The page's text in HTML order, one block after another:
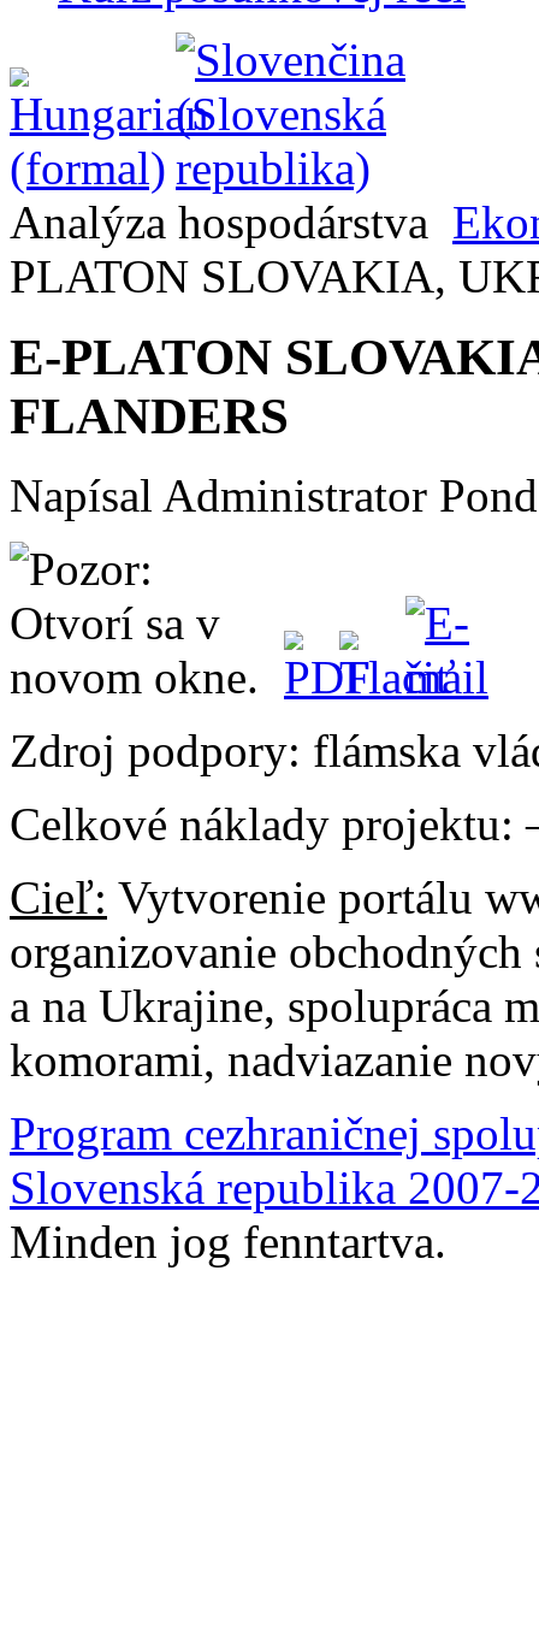
Analýza hospodárstva
PLATON SLOVAKIA,
E-PLATON
FLANDERS
Napísal Administrator
Zdroj podpory: flámska
Celkové náklady projektu:
Cieľ: Vytvorenie portálu
organizovanie
a na Ukrajine, spolupráca
komorami, nadviazanie
Program cezhraničnej
Slovenská republika 2007-
Minden jog fenntartva.